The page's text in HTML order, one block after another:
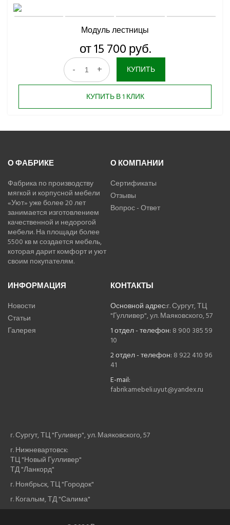
Модуль лестницы
от 15 700 руб.
- + КУПИТЬ
КУПИТЬ В 1 КЛИК
О ФАБРИКЕ
Фабрика по производству
мягкой и корпусной мебели
«Уют» уже более 20 лет
занимается изготовлением
качественной и недорогой
мебели. На площади более
5500 кв м создается мебель,
которая дарит комфорт и уют
своим покупателям.
О КОМПАНИИ
Сертификаты
Отзывы
Вопрос - Ответ
ИНФОРМАЦИЯ
Новости
Статьи
Галерея
КОНТАКТЫ
Основной адрес:г. Сургут, ТЦ
"Гулливер", ул. Маяковского, 57
1 отдел - телефон: 8 900 385 59
10
2 отдел - телефон: 8 922 410 96
41
E-mail:
fabrikamebeli.uyut@yandex.ru
г. Сургут, ТЦ "Гуливер", ул. Маяковского, 57
г. Нижневартовск:
ТЦ "Новый Гулливер"
ТД "Ланкорд"
г. Ноябрьск, ТЦ "Городок"
г. Когалым, ТД "Салима"